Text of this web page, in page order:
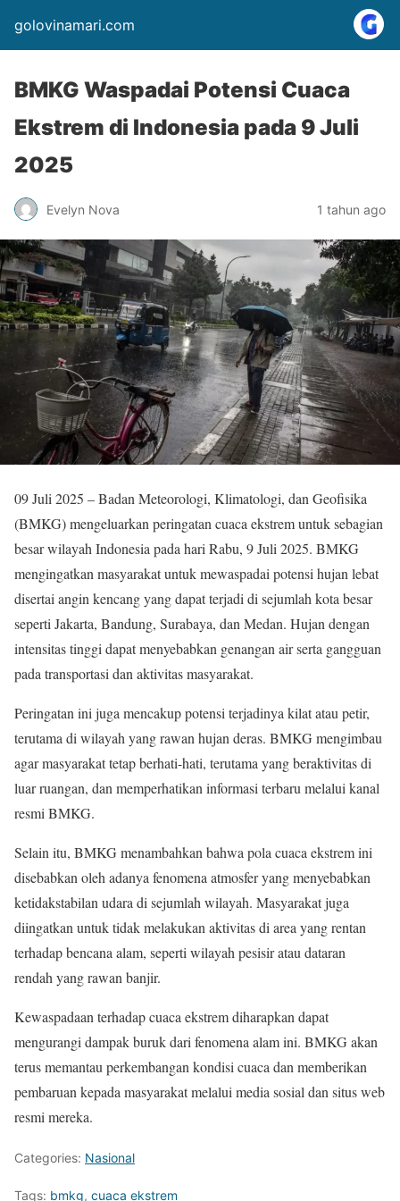
golovinamari.com
BMKG Waspadai Potensi Cuaca
Ekstrem di Indonesia pada 9 Juli
2025
Evelyn Nova 1 tahun ago
09 Juli 2025 – Badan Meteorologi, Klimatologi, dan Geofisika
(BMKG) mengeluarkan peringatan cuaca ekstrem untuk sebagian
besar wilayah Indonesia pada hari Rabu, 9 Juli 2025. BMKG
mengingatkan masyarakat untuk mewaspadai potensi hujan lebat
disertai angin kencang yang dapat terjadi di sejumlah kota besar
seperti Jakarta, Bandung, Surabaya, dan Medan. Hujan dengan
intensitas tinggi dapat menyebabkan genangan air serta gangguan
pada transportasi dan aktivitas masyarakat.
Peringatan ini juga mencakup potensi terjadinya kilat atau petir,
terutama di wilayah yang rawan hujan deras. BMKG mengimbau
agar masyarakat tetap berhati-hati, terutama yang beraktivitas di
luar ruangan, dan memperhatikan informasi terbaru melalui kanal
resmi BMKG.
Selain itu, BMKG menambahkan bahwa pola cuaca ekstrem ini
disebabkan oleh adanya fenomena atmosfer yang menyebabkan
ketidakstabilan udara di sejumlah wilayah. Masyarakat juga
diingatkan untuk tidak melakukan aktivitas di area yang rentan
terhadap bencana alam, seperti wilayah pesisir atau dataran
rendah yang rawan banjir.
Kewaspadaan terhadap cuaca ekstrem diharapkan dapat
mengurangi dampak buruk dari fenomena alam ini. BMKG akan
terus memantau perkembangan kondisi cuaca dan memberikan
pembaruan kepada masyarakat melalui media sosial dan situs web
resmi mereka.
Categories: Nasional
Tags: bmkg, cuaca ekstrem